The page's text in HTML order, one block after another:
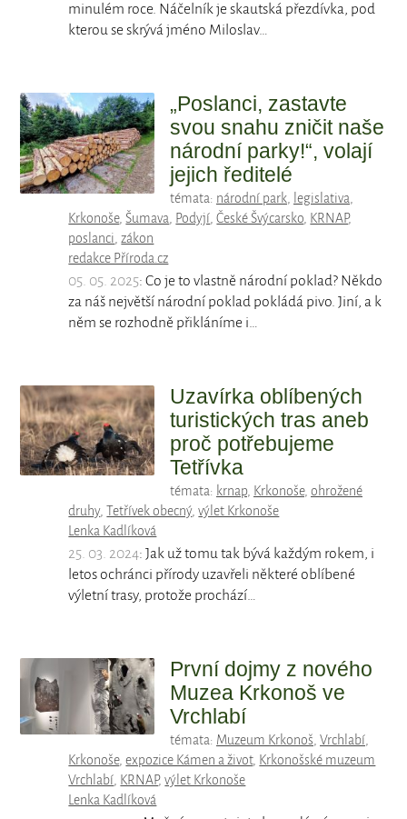
minulém roce. Náčelník je skautská přezdívka, pod
kterou se skrývá jméno Miloslav…
„Poslanci, zastavte
svou snahu zničit naše
národní parky!“, volají
jejich ředitelé
témata: národní park, legislativa,
Krkonoše,Šumava, Podyjí,České Švýcarsko, KRNAP,
poslanci,zákon
redakce Příroda.cz
05. 05. 2025: Co je to vlastně národní poklad? Někdo
za náš největší národní poklad pokládá pivo. Jiní, a k
něm se rozhodně přikláníme i…
Uzavírka oblíbených
turistických tras aneb
proč potřebujeme
Tetřívka
témata: krnap, Krkonoše, ohrožené
druhy,Tetřívek obecný,výlet Krkonoše
Lenka Kadlíková
25. 03. 2024: Jak už tomu tak bývá každým rokem, i
letos ochránci přírody uzavřeli některé oblíbené
výletní trasy, protože prochází…
První dojmy z nového
Muzea Krkonoš ve
Vrchlabí
témata: Muzeum Krkonoš, Vrchlabí,
Krkonoše,expozice Kámen a život, Krkonošské muzeum
Vrchlabí, KRNAP,výlet Krkonoše
Lenka Kadlíková